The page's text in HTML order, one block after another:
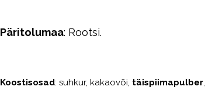
Päritolumaa: Rootsi.
Koostisosad: suhkur,kakaovõi, täispiimapulber